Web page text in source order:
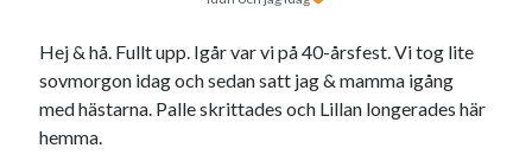
april 2026
mars 2026
februari 2026
januari 2026
Hej & hå. Fullt upp. Igår var vi på 40-årsfest. Vi tog lite
sovmorgon idag och sedan satt jag & mamma igång
med hästarna. Palle skrittades och Lillan longerades här
hemma.